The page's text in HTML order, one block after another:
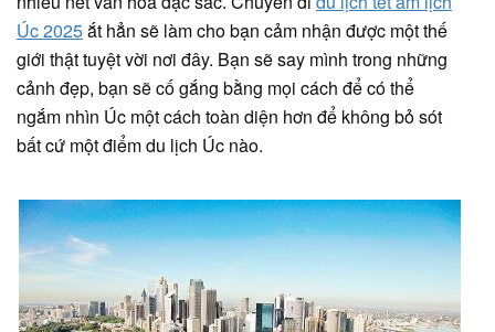
Úc 2025ắt hẳn sẽ làm cho bạn cảm nhận được một thế
giới thật tuyệt vời nơi đây. Bạn sẽ say mình trong những
cảnh đẹp, bạn sẽ cố gắng bằng mọi cách để có thể
ngắm nhìn Úc một cách toàn diện hơn để không bỏ sót
bất cứ một điểm du lịch Úc nào.